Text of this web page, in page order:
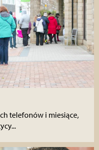
telefonów i miesiące,